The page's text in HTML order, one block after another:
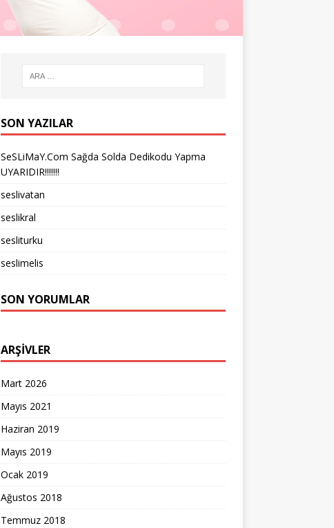
SON YAZILAR
SeSLiMaY.Com Sağda Solda Dedikodu Yapma
UYARIDIR!!!!!!!
seslivatan
seslikral
sesliturku
seslimelis
SON YORUMLAR
ARŞIVLER
Mart 2026
Mayıs 2021
Haziran 2019
Mayıs 2019
Ocak 2019
Ağustos 2018
Temmuz 2018